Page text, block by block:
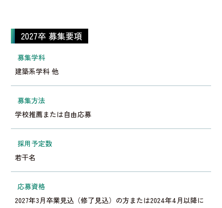
2027卒 募集要項
募集学科
建築系学科 他
募集方法
学校推薦または自由応募
採用予定数
若干名
応募資格
2027年3月卒業見込（修了見込）の方または2024年4月以降に